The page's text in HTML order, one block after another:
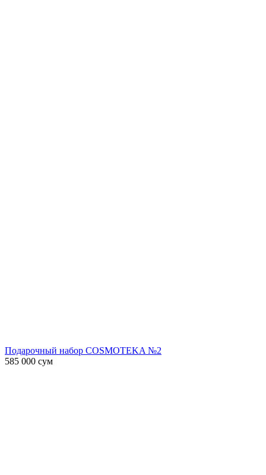
Подарочный набор COSMOTEKA №2
585 000 сум